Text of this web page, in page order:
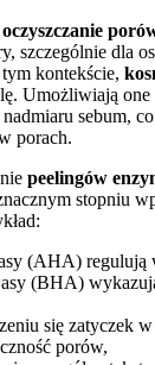
oczyszczanie
szczególnie dla
kontekście,
Umożliwiają one
sebum,
porach.
peelingów
stopniu
(AHA) regulują
(BHA)
się zatyczek
porów,